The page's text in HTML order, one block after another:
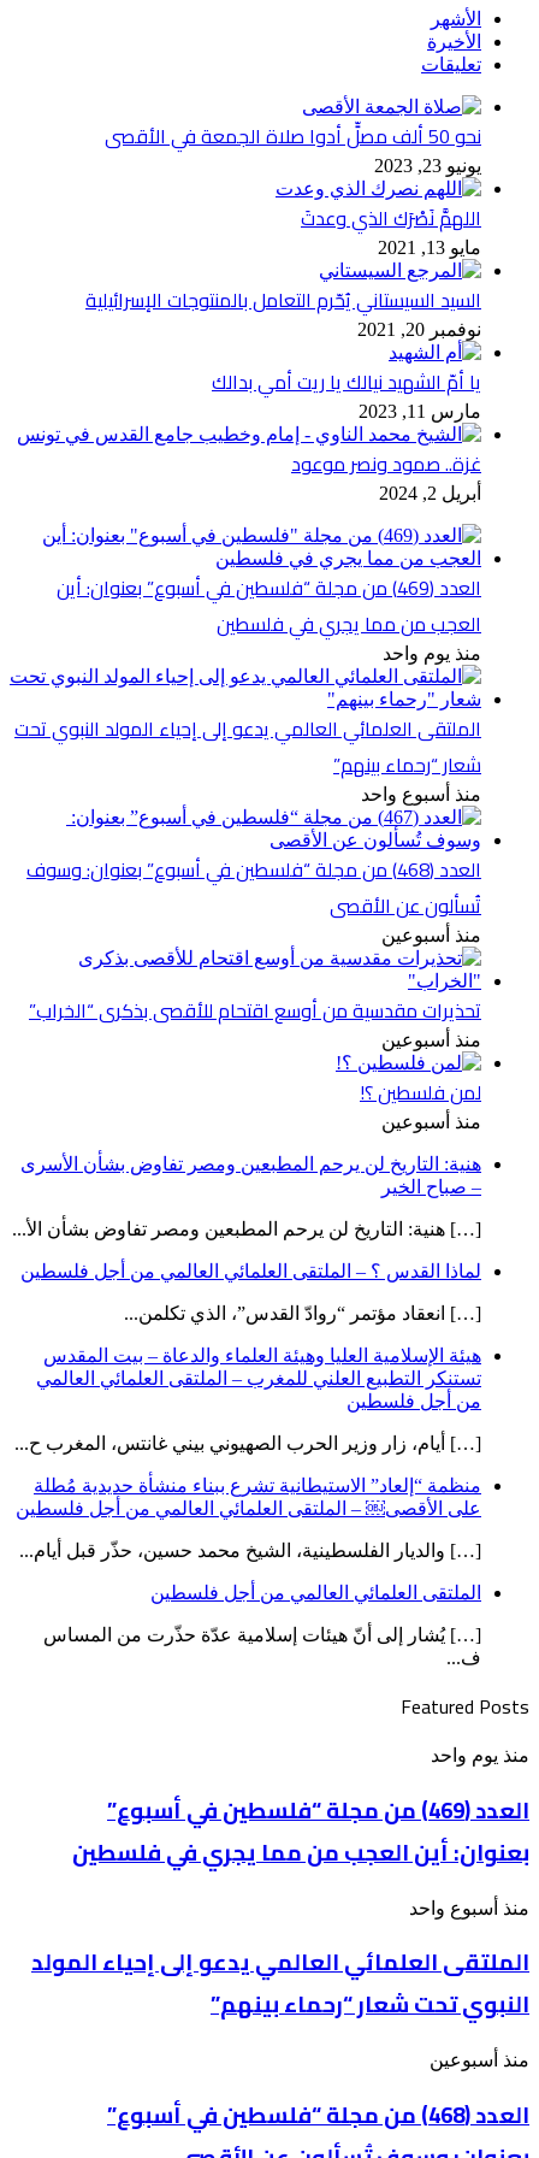
الأشهر
الأخيرة
تعليقات
نحو 50 ألف مصلٍّ أدوا صلاة الجمعة في الأقصى
يونيو 23, 2023
اللهمَّ نَصْرَك الذي وعدتَ
مايو 13, 2021
السيد السيستاني يُحّرم التعامل بالمنتوجات الإسرائيلية
نوفمبر 20, 2021
يا أمّ الشهيد نيالك يا ريت أمي بدالك
مارس 11, 2023
غزة.. صمود ونصر موعود
أبريل 2, 2024
العدد (469) من مجلة “فلسطين في أسبوع” بعنوان: أين
العجب من مما يجري في فلسطين
منذ يوم واحد
الملتقى العلمائي العالمي يدعو إلى إحياء المولد النبوي تحت
شعار “رحماء بينهم”
منذ أسبوع واحد
العدد (468) من مجلة “فلسطين في أسبوع” بعنوان: وسوف
تُسألون عن الأقصى
منذ أسبوعين
تحذيرات مقدسية من أوسع اقتحام للأقصى بذكرى “الخراب”
منذ أسبوعين
لمن فلسطين ؟!
منذ أسبوعين
هنية: التاريخ لن يرحم المطبعين ومصر تفاوض بشأن الأسرى
– صباح الخير
[…] هنية: التاريخ لن يرحم المطبعين ومصر تفاوض بشأن الأ...
لماذا القدس ؟ – الملتقى العلمائي العالمي من أجل فلسطين
[…] انعقاد مؤتمر “روادّ القدس”، الذي تكلمن...
هيئة الإسلامية العليا وهيئة العلماء والدعاة – بيت المقدس
تستنكر التطبيع العلني للمغرب – الملتقى العلمائي العالمي
من أجل فلسطين
[…] أيام، زار وزير الحرب الصهيوني بيني غانتس، المغرب ح...
منظمة “إلعاد” الاستيطانية تشرع ببناء منشأة حديدية مُطلة
على الأقصى￼ – الملتقى العلمائي العالمي من أجل فلسطين
[…] والديار الفلسطينية، الشيخ محمد حسين، حذّر قبل أيام...
الملتقى العلمائي العالمي من أجل فلسطين
[…] يُشار إلى أنّ هيئات إسلامية عدّة حذّرت من المساس
ف...
Featured Posts
العدد
من
مجلة
“فلسطين
في
بعنوان: أين
من
يجري
فلسطين
منذ يوم واحد
العدد (469) من مجلة “فلسطين في أسبوع”
بعنوان: أين العجب من مما يجري في فلسطين
الملتقى
العالمي
يدعو
إلى
إحياء
المولد
النبوي
شعار
منذ أسبوع واحد
الملتقى العلمائي العالمي يدعو إلى إحياء المولد
النبوي تحت شعار “رحماء بينهم”
العدد
من
مجلة
“فلسطين
منذ أسبوعين
العدد (468) من مجلة “فلسطين في أسبوع”